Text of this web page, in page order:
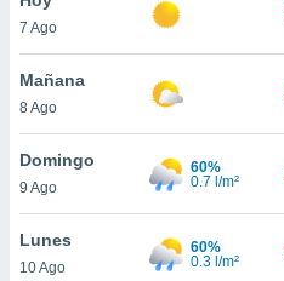
en
más
nuestra
de
7 Ago
Mañana
8 Ago
Domingo
9 Ago
60%
0.7 l/m²
Lunes
10 Ago
60%
0.3 l/m²